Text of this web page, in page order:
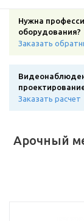
Нужна
оборудования?
Заказать
Заказать расчет
Арочный